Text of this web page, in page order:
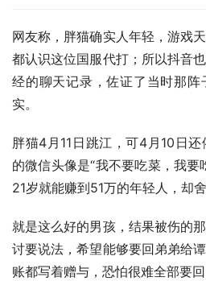
网友称，胖猫确实人年轻，游戏
都认识这位国服代打；所以抖音
经的聊天记录，佐证了当时那
实。
胖猫4月11日跳江，可4月10日
的微信头像是“我不要吃菜，我要
21岁就能赚到51万的年轻人，却
就是这么好的男孩，结果被伤的
讨要说法，希望能够要回弟弟给
账都写着赠与，恐怕很难全部要回